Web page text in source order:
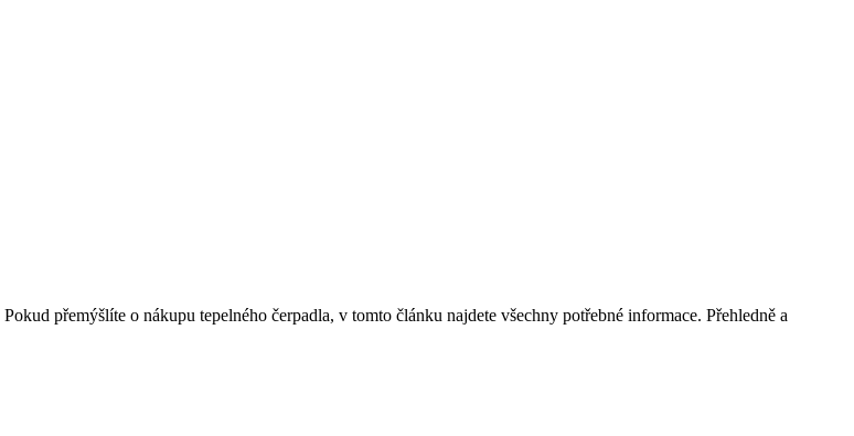
přemýšlíte o nákupu tepelného čerpadla, v tomto článku najdete všechny potřebné informace. Přehledně a